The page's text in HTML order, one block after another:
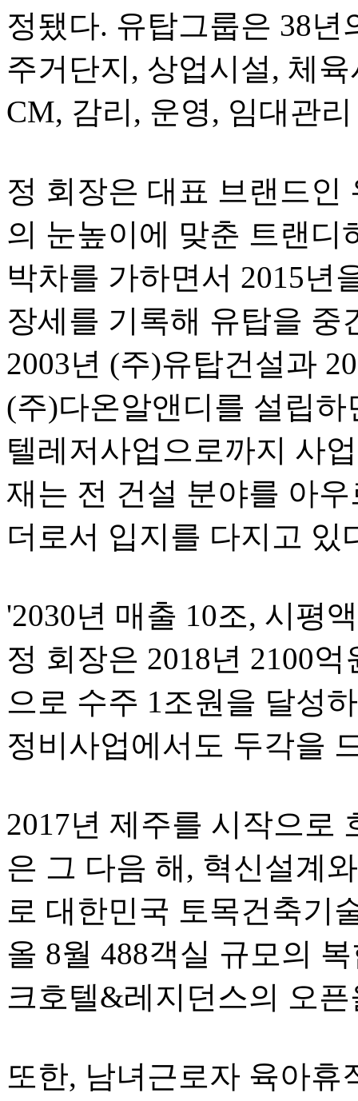
정됐다. 유탑그룹은 38
주거단지, 상업시설, 체
CM, 감리, 운영, 임대관
정 회장은 대표 브랜드인
의 눈높이에 맞춘 트랜디
박차를 가하면서 2015년
장세를 기록해 유탑을 중
2003년 (주)유탑건설과
(주)다온알앤디를 설립
텔레저사업으로까지 사
재는 전 건설 분야를 아
더로서 입지를 다지고 있
'2030년 매출 10조, 시평
정 회장은 2018년 2100
으로 수주 1조원을 달성
정비사업에서도 두각을
2017년 제주를 시작으로
은 그 다음 해, 혁신설계
로 대한민국 토목건축기
올 8월 488객실 규모의
크호텔&레지던스의 오
또한, 남녀근로자 육아휴